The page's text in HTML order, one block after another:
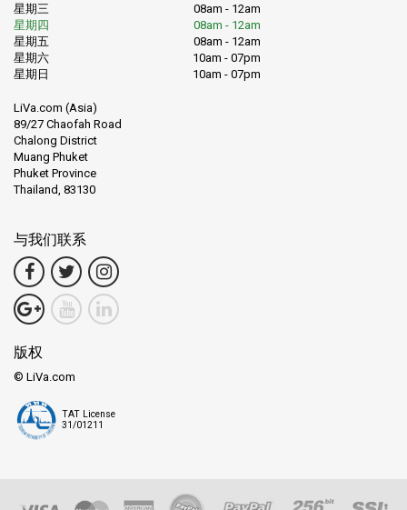
星期三
08am - 12am
星期四
08am - 12am
星期五
08am - 12am
星期六
10am - 07pm
星期日
10am - 07pm
LiVa.com (Asia)
89/27 Chaofah Road
Chalong District
Muang Phuket
Phuket Province
Thailand, 83130
与我们联系
版权
© LiVa.com
TAT License
31/01211